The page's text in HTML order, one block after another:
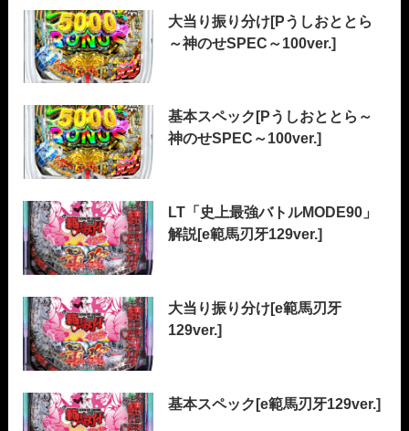
大当り振り分け[Pうしおととら
～神のせSPEC～100ver.]
基本スペック[Pうしおととら～
神のせSPEC～100ver.]
LT「史上最強バトルMODE90」
解説[e範馬刃牙129ver.]
大当り振り分け[e範馬刃牙
129ver.]
基本スペック[e範馬刃牙129ver.]